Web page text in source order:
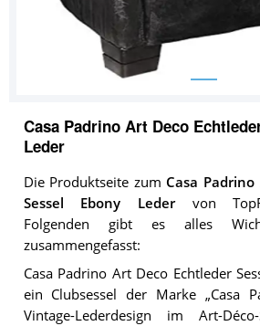
Casa Padrino Art Deco
Leder
Die Produktseite zum Casa
Sessel Ebony Ledervon
Folgenden gibt es alles
zusammengefasst:
Casa Padrino Art Deco Echtleder
ein Clubsessel der Marke „Casa
Vintage-Lederdesign im Art-